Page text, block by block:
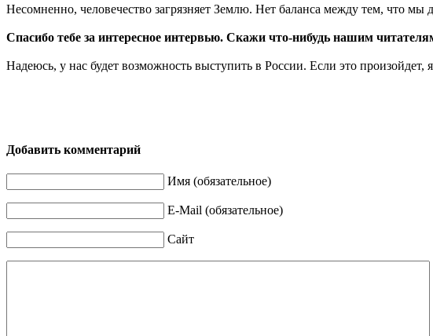
Несомненно, человечество загрязняет Землю. Нет баланса между тем, что
Спасибо тебе за интересное интервью. Скажи что-нибудь нашим
Надеюсь, у нас будет возможность выступить в России. Если это произойдет,
Добавить комментарий
Имя (обязательное)
E-Mail (обязательное)
Сайт